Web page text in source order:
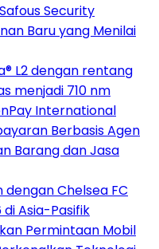
Security
Baru yang Menilai
L2 dengan rentang
menjadi 710 nm
International
Berbasis Agen
Barang dan Jasa
Chelsea FC
Asia-Pasifik
Permintaan Mobil